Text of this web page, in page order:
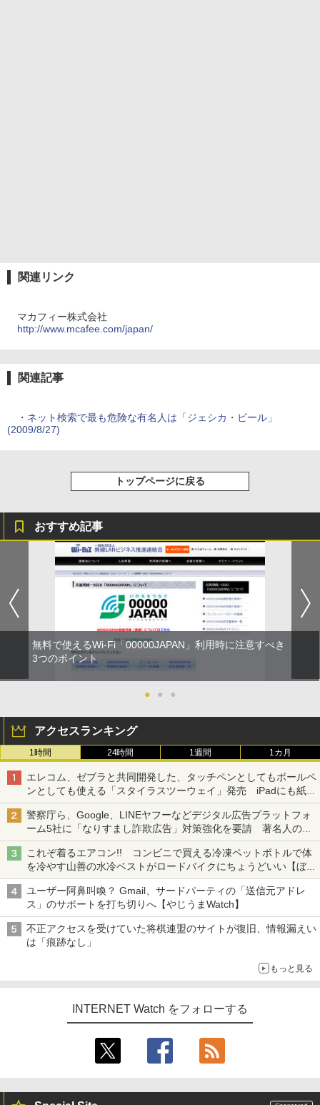
関連リンク
マカフィー株式会社
http://www.mcafee.com/japan/
関連記事
・ ネット検索で最も危険な有名人は「ジェシカ・ビール」
(2009/8/27)
トップページに戻る
おすすめ記事
無料で使えるWi-Fi「00000JAPAN」利用時に注意すべき
3つのポイント
● ● ●
アクセスランキング
1時間 24時間 1週間 1カ月
エレコム、ゼブラと共同開発した、タッチペンとしてもボールペ
ンとしても使える「スタイラスツーウェイ」発売 iPadにも紙に
も、持ち替えずに書き込める
警察庁ら、Google、LINEヤフーなどデジタル広告プラットフォ
ーム5社に「なりすまし詐欺広告」対策強化を要請 著名人の写
真や映像を使った投資詐欺などへの対策として
これぞ着るエアコン!! コンビニで買える冷凍ペットボトルで体
を冷やす山善の水冷ベストがロードバイクにちょうどいい【ぼっ
ち・ざ・ろーど！その14】【空いた時間でなにしてる？】
ユーザー阿鼻叫喚？ Gmail、サードパーティの「送信元アドレ
ス」のサポートを打ち切りへ【やじうまWatch】
不正アクセスを受けていた将棋連盟のサイトが復旧、情報漏えい
は「痕跡なし」
もっと見る
INTERNET Watch をフォローする